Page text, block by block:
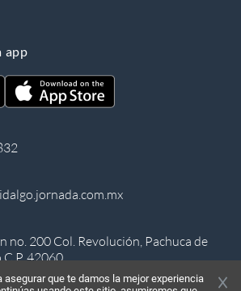
app
no. 200 Col. Revolución, Pachuca de
42060
asegurar que te damos la mejor experiencia